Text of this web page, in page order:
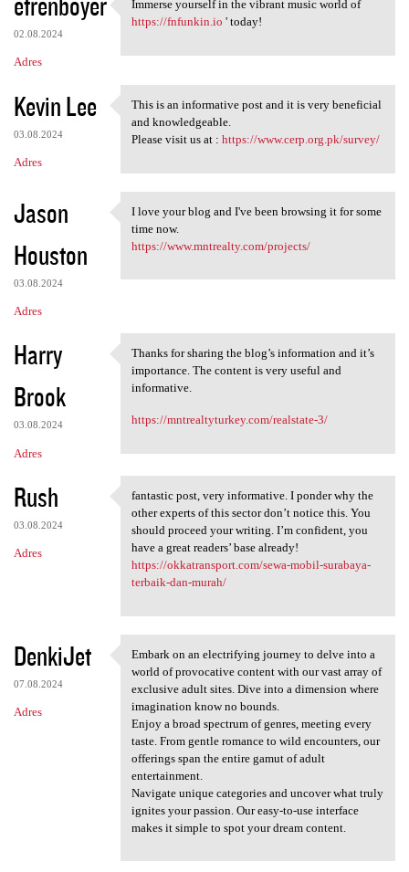
o
m
e
n
t
r
z
e
02.08.2024
Adres
Immerse yourself in the
Immerse yourself in the vibrant music world of
https://fnfunkin.io ' today!
Kevin Lee
03.08.2024
Adres
This is an informative post
This is an informative post and it is very beneficial
and knowledgeable.
Please visit us at : https://www.cerp.org.pk/survey/
Jason
Houston
03.08.2024
Adres
I love your blog and I've
I love your blog and I've been browsing it for some
time now.
https://www.mntrealty.com/projects/
Harry
Brook
03.08.2024
Adres
Thanks for sharing the blog’s
Thanks for sharing the blog’s information and it’s
importance. The content is very useful and
informative.
https://mntrealtyturkey.com/realstate-3/
Rush
03.08.2024
Adres
fantastic post, very
fantastic post, very informative. I ponder why the
other experts of this sector don’t notice this. You
should proceed your writing. I’m confident, you
have a great readers’ base already!
https://okkatransport.com/sewa-mobil-surabaya-
terbaik-dan-murah/
DenkiJet
07.08.2024
Adres
Embark on an electrifying
Embark on an electrifying journey to delve into a
world of provocative content with our vast array of
exclusive adult sites. Dive into a dimension where
imagination know no bounds.
Enjoy a broad spectrum of genres, meeting every
taste. From gentle romance to wild encounters, our
offerings span the entire gamut of adult
entertainment.
Navigate unique categories and uncover what truly
ignites your passion. Our easy-to-use interface
makes it simple to spot your dream content.